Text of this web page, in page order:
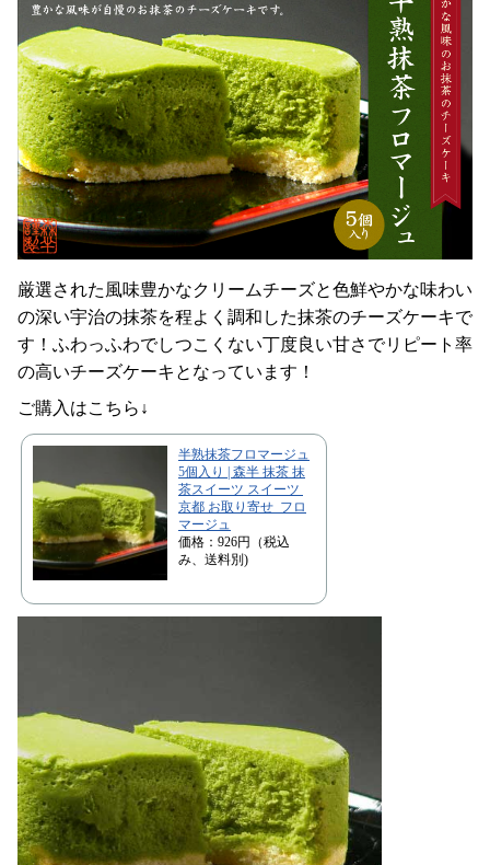
厳選された風味豊かなクリームチーズと色鮮やかな味わい
の深い宇治の抹茶を程よく調和した抹茶のチーズケーキで
す！ふわっふわでしつこくない丁度良い甘さでリピート率
の高いチーズケーキとなっています！
ご購入はこちら↓
半熟抹茶フロマージュ
5個入り | 森半 抹茶 抹
茶スイーツ スイーツ
京都 お取り寄せ フロ
マージュ
価格：926円（税込
み、送料別)